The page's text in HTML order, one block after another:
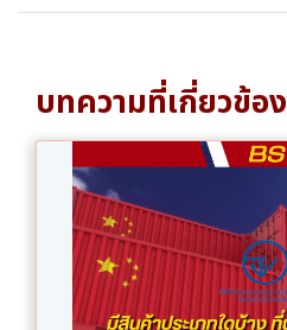
บทความที่เกี่ยวข้อง